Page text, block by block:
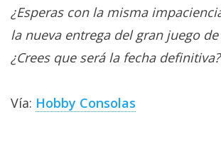
¿Esperas con la misma
la nueva entrega del gran juego de
¿Crees que será la fecha definitiva?
Vía: Hobby Consolas